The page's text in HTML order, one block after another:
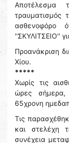
Αποτέλεσμα
τραυματισμός
ασθενοφόρο
''ΣΚΥΛΙΤΣΕΙΟ''
Προανάκριση
Χίου.
*****
Χωρίς τις
ώρες
65χρονη
Τις
και στελέχη
συνέχεια